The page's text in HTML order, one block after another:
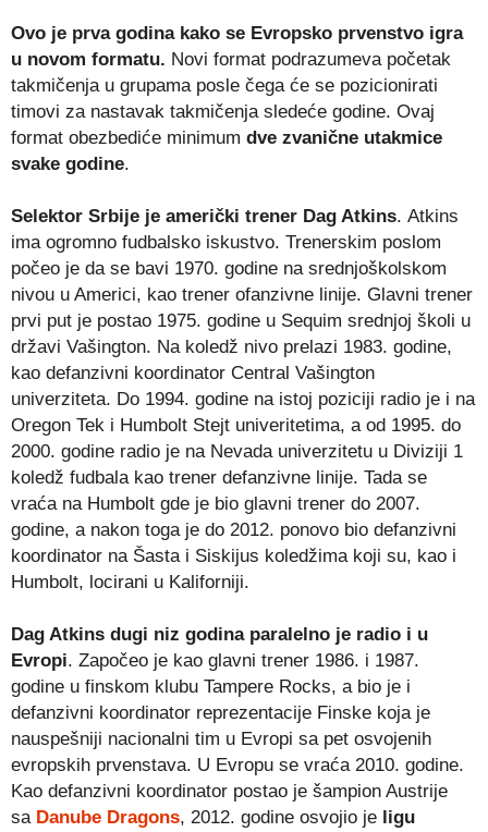
Ovo je prva godina kako se Evropsko prvenstvo igra
u novom formatu. Novi format podrazumeva početak
takmičenja u grupama posle čega će se pozicionirati
timovi za nastavak takmičenja sledeće godine. Ovaj
format obezbediće minimum dve zvanične utakmice
svake godine.
Selektor Srbije je američki trener Dag Atkins. Atkins
ima ogromno fudbalsko iskustvo. Trenerskim poslom
počeo je da se bavi 1970. godine na srednjoškolskom
nivou u Americi, kao trener ofanzivne linije. Glavni trener
prvi put je postao 1975. godine u Sequim srednjoj školi u
državi Vašington. Na koledž nivo prelazi 1983. godine,
kao defanzivni koordinator Central Vašington
univerziteta. Do 1994. godine na istoj poziciji radio je i na
Oregon Tek i Humbolt Stejt univeritetima, a od 1995. do
2000. godine radio je na Nevada univerzitetu u Diviziji 1
koledž fudbala kao trener defanzivne linije. Tada se
vraća na Humbolt gde je bio glavni trener do 2007.
godine, a nakon toga je do 2012. ponovo bio defanzivni
koordinator na Šasta i Siskijus koledžima koji su, kao i
Humbolt, locirani u Kaliforniji.
Dag Atkins dugi niz godina paralelno je radio i u
Evropi. Započeo je kao glavni trener 1986. i 1987.
godine u finskom klubu Tampere Rocks, a bio je i
defanzivni koordinator reprezentacije Finske koja je
nauspešniji nacionalni tim u Evropi sa pet osvojenih
evropskih prvenstava. U Evropu se vraća 2010. godine.
Kao defanzivni koordinator postao je šampion Austrije
sa Danube Dragons, 2012. godine osvojio je ligu